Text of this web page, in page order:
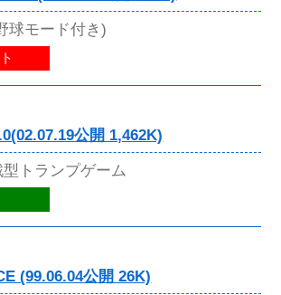
球モード付き)
公開 1,462K)
トランプゲーム
(99.06.04公開 26K)